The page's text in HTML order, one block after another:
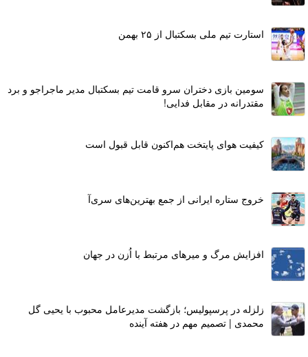
استارت تیم ملی بسکتبال از ۲۵ بهمن
سومین بازی دختران سرو قامت تیم بسکتبال مدیر ماجراجو و برد
مقتدرانه در مقابل فدایی!
کیفیت هوای پایتخت هم‌اکنون قابل قبول است
خروج ستاره ایرانی از جمع بهترین‌های سری‌آ
افزایش مرگ و میرهای مرتبط با اُزن در جهان
زلزله در پرسپولیس؛ بازگشت مدیرعامل محبوب با یحیی گل
محمدی | تصمیم مهم در هفته آینده